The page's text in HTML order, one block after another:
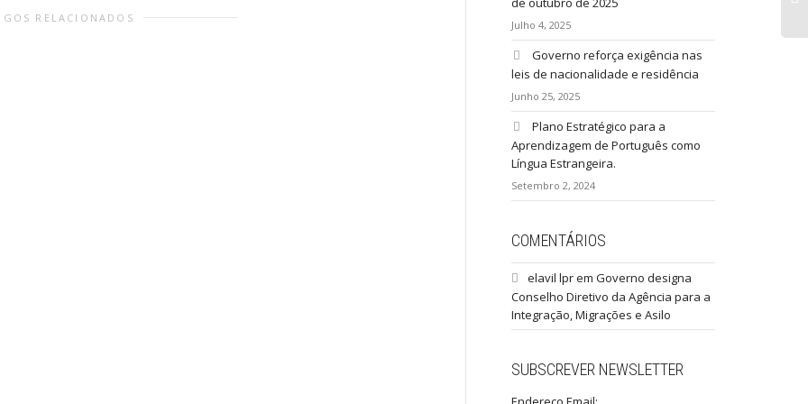
RELACIONADOS
Julho 4, 2025
Governo reforça exigência nas
leis de nacionalidade e residência
Junho 25, 2025
Plano Estratégico para a
Aprendizagem de Português como
Língua Estrangeira.
Setembro 2, 2024
COMENTÁRIOS
elavil lprem Governo designa
Conselho Diretivo da Agência para a
Integração, Migrações e Asilo
SUBSCREVER NEWSLETTER